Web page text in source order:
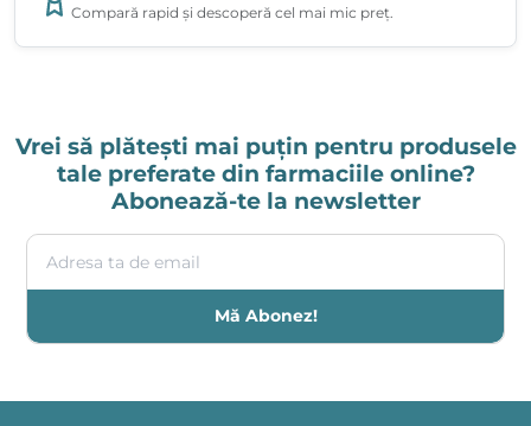
Compară rapid și descoperă cel mai mic preț.
Vrei să plătești mai puțin pentru produsele
tale preferate din farmaciile online?
Abonează-te la newsletter
Adresa ta de email
Mă Abonez!